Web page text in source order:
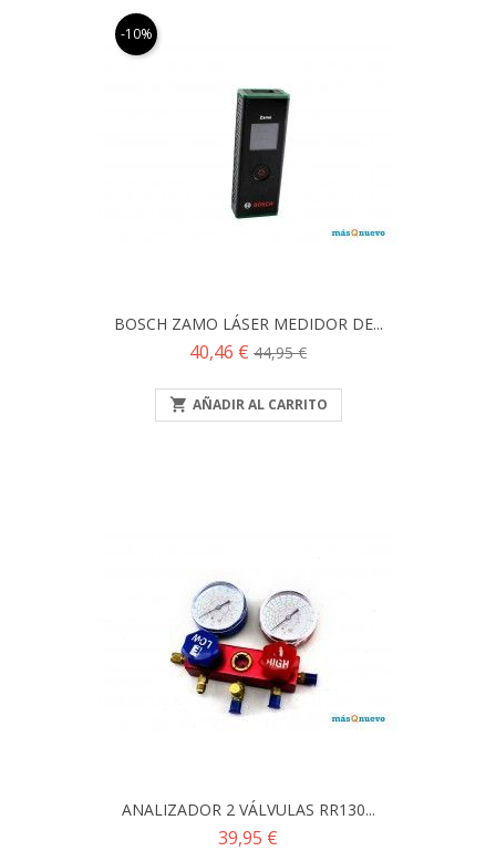
-10%
BOSCH ZAMO LÁSER MEDIDOR DE...
Precio
40,46 € Precio
44,95 €
 AÑADIR AL CARRITO
ANALIZADOR 2 VÁLVULAS RR130...
Precio
39,95 €